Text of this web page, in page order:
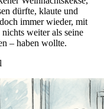
dürfte, klaute und
immer wieder, mit
weiter als seine
– haben wollte.